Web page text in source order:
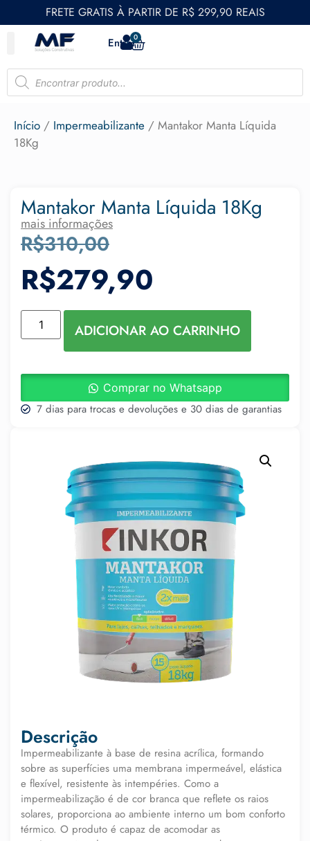
FRETE GRATIS À PARTIR DE R$ 299,90 REAIS
Entrar0
Início / Impermeabilizante / Mantakor Manta Líquida
18Kg
Descrição
Impermeabilizante à base de resina acrílica, formando
sobre as superfícies uma membrana impermeável, elástica
e flexível, resistente às intempéries. Como a
impermeabilização é de cor branca que reflete os raios
solares, proporciona ao ambiente interno um bom conforto
térmico. O produto é capaz de acomodar as
Mantakor Manta Líquida 18Kg
mais informações
R$310,00
R$279,90
ADICIONAR AO CARRINHO
Comprar no Whatsapp
7 dias para trocas e devoluções e 30 dias de garantias